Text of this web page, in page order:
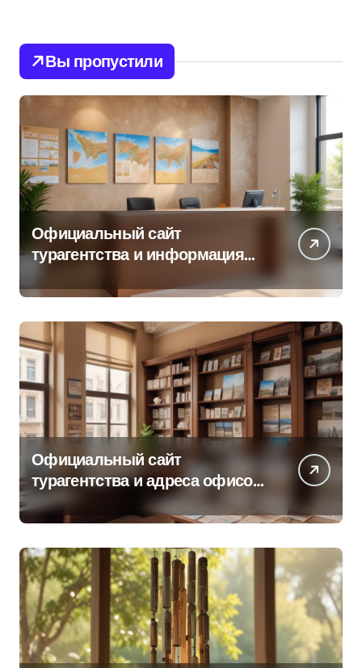
Вы пропустили
Официальный сайт
турагентства и информация
Официальный сайт
турагентства и адреса офисов
продаж по регионам